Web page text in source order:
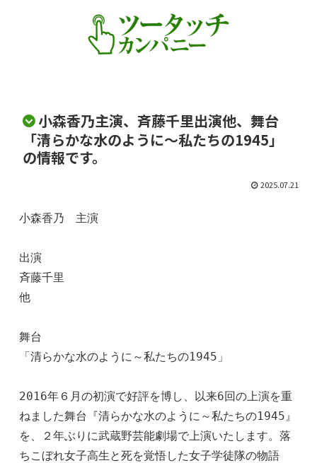
小森香乃主演、斉藤千里出演他、舞台
「清らかな水のように～私たちの1945」
の情報です。
2025.07.21
小森香乃　主演
出演
斉藤千里
他
舞台
「清らかな水のように～私たちの1945」
2016年６月の初演で好評を博し、以来6回の上演を重
ねました舞台『清らかな水のように～私たちの1945』
を、２年ぶりに武蔵野芸能劇場で上演いたします。落
ちこぼれ女子高生と死を覚悟した女子学徒隊の物語